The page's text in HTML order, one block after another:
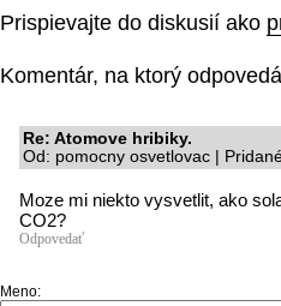
Prispievajte do diskusií ako
Komentár, na ktorý
Re: Atomove hribiky.
Od: pomocny osvetlovac |
Moze mi niekto vysvetlit, ako
CO2?
Odpovedať
Meno: